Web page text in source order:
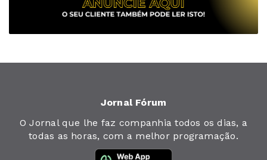
Jornal Fórum
O Jornal que lhe faz companhia todos os dias, a
todas as horas, com a melhor programação.